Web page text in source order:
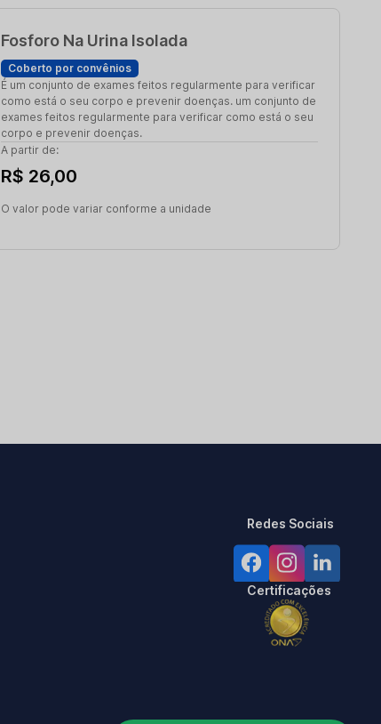
Fosforo Na Urina Isolada
Coberto por convênios
É um conjunto de exames feitos regularmente para verificar
como está o seu corpo e prevenir doenças. um conjunto de
exames feitos regularmente para verificar como está o seu
corpo e prevenir doenças.
A partir de:
R$ 26,00
O valor pode variar conforme a unidade
Redes Sociais
Certificações